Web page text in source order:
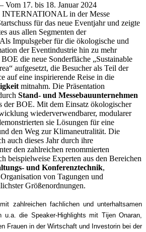
Vom 17. bis 18. Januar 2024
INTERNATIONAL in der Messe
für das neue Eventjahr und zeigte
aus allen Segmenten der
Impulsgeber für die ökologische und
der Eventindustrie hin zu mehr
die neue Sonderfläche „Sustainable
aufgesetzt, die Besucher als Teil der
auf eine inspirierende Reise in die
mitnahm. Die Präsentation
Stand- und Messebauunternehmen
der BOE. Mit dem Einsatz ökologischer
wiederverwendbarer, modularer
sie Lösungen für eine
den Weg zur Klimaneutralität. Die
auch dieses Jahr durch ihre
den zahlreichen renommierten
beispielweise Experten aus den Bereichen
und Konferenztechnik,
von Tagungen und
Größenordnungen.
zahlreichen fachlichen und unterhaltsamen
u.a. die Speaker-Highlights mit Tijen Onaran,
Frauen in der Wirtschaft und Investorin bei der